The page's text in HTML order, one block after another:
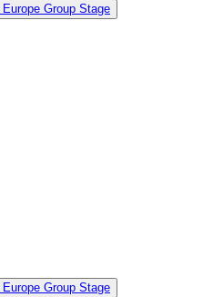
Group Stage
Group Stage